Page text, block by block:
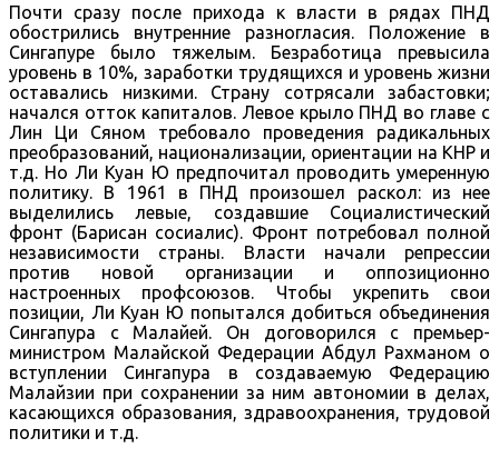
Почти сразу после прихода к власти в рядах ПНД
обострились внутренние разногласия. Положение в
Сингапуре было тяжелым. Безработица превысила
уровень в 10%, заработки трудящихся и уровень жизни
оставались низкими. Страну сотрясали забастовки;
начался отток капиталов. Левое крыло ПНД во главе с
Лин Ци Сяном требовало проведения радикальных
преобразований, национализации, ориентации на КНР и
т.д. Но Ли Куан Ю предпочитал проводить умеренную
политику. В 1961 в ПНД произошел раскол: из нее
выделились левые, создавшие Социалистический
фронт (Барисан сосиалис). Фронт потребовал полной
независимости страны. Власти начали репрессии
против новой организации и оппозиционно
настроенных профсоюзов. Чтобы укрепить свои
позиции, Ли Куан Ю попытался добиться объединения
Сингапура с Малайей. Он договорился с премьер-
министром Малайской Федерации Абдул Рахманом о
вступлении Сингапура в создаваемую Федерацию
Малайзии при сохранении за ним автономии в делах,
касающихся образования, здравоохранения, трудовой
политики и т.д.